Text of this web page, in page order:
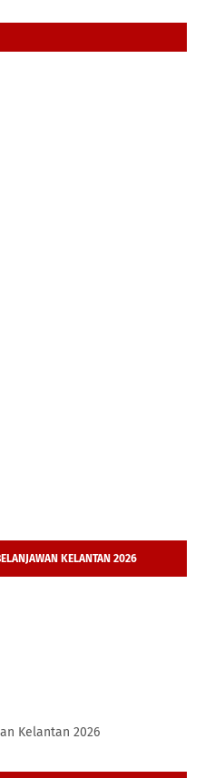
KELANTAN 2026
Kelantan 2026